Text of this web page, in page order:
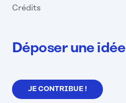
Crédits
Déposer une idée
JE CONTRIBUE !